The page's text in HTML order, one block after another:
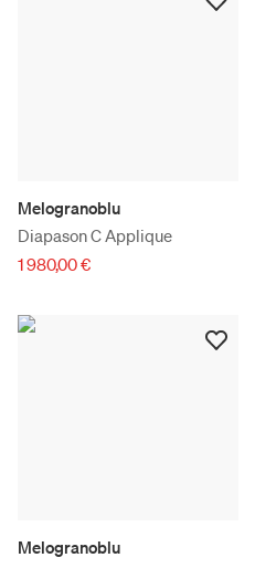
Melogranoblu
Diapason C Applique
1 980,00 €
Melogranoblu